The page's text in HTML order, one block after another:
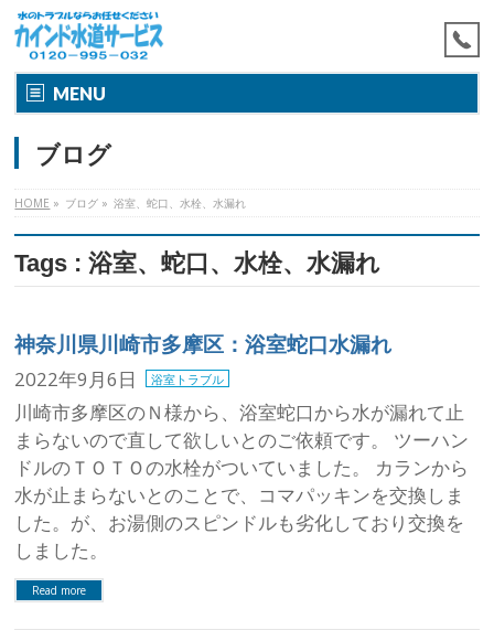
MENU
ブログ
HOME » ブログ » 浴室、蛇口、水栓、水漏れ
Tags : 浴室、蛇口、水栓、水漏れ
神奈川県川崎市多摩区：浴室蛇口水漏れ
2022年9月6日 浴室トラブル
川崎市多摩区のＮ様から、浴室蛇口から水が漏れて止
まらないので直して欲しいとのご依頼です。 ツーハン
ドルのＴＯＴＯの水栓がついていました。 カランから
水が止まらないとのことで、コマパッキンを交換しま
した。が、お湯側のスピンドルも劣化しており交換を
しました。
Read more